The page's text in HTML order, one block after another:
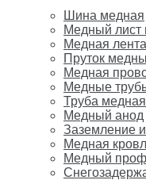
Шина медная
Медный лист
Медная лента
Пруток
Медная
Медные
Труба
Медный анод
Заземление
Медная
Медный